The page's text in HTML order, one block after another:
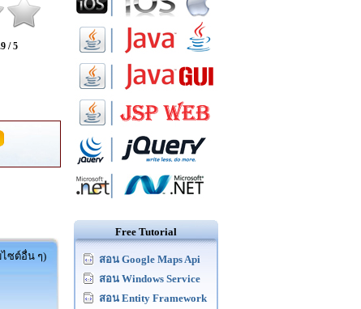
/ 5
ไซต์อื่น ๆ)
Free Tutorial
สอน Google Maps Api
สอน Windows Service
สอน Entity Framework